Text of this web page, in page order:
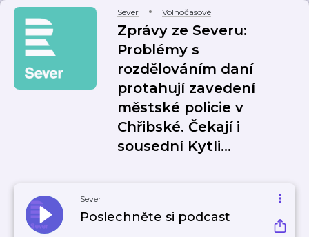
Sever Volnočasové
Zprávy ze Severu:
Problémy s
rozdělováním daní
protahují zavedení
městské policie v
Chřibské. Čekají i
sousední Kytli…
Sever
Poslechněte si podcast